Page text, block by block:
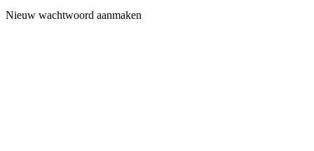
Nieuw wachtwoord aanmaken